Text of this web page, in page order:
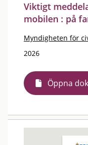
Viktigt
mobilen : på
Myndigheten för
2026
Öppna